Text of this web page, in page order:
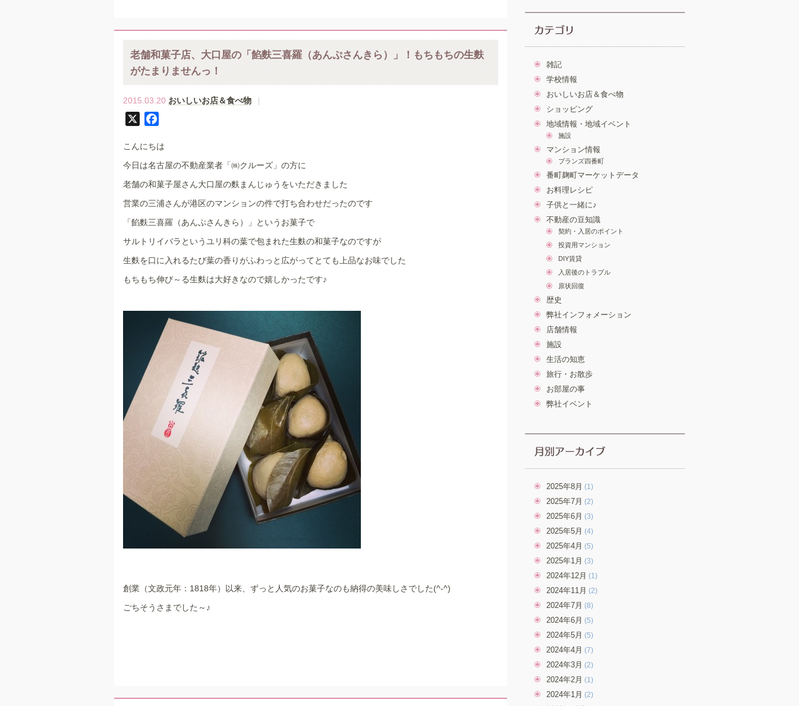
老舗和菓子店、大口屋の「餡麩三喜羅（あんぷさんきら）」！もちもちの生麩
がたまりませんっ！
2015.03.20 おいしいお店＆食べ物
c
e
o
o
k
こんにちは
今日は名古屋の不動産業者「㈱クルーズ」の方に
老舗の和菓子屋さん大口屋の麩まんじゅうをいただきました
営業の三浦さんが港区のマンションの件で打ち合わせだったのです
「餡麩三喜羅（あんぷさんきら）」というお菓子で
サルトリイバラというユリ科の葉で包まれた生麩の和菓子なのですが
生麩を口に入れるたび葉の香りがふわっと広がってとても上品なお味でした
もちもち伸び～る生麩は大好きなので嬉しかったです♪
創業（文政元年：1818年）以来、ずっと人気のお菓子なのも納得の美味しさでした(^-^)
ごちそうさまでした～♪
雑記
学校情報
おいしいお店＆食べ物
ショッピング
地域情報・地域イベント
施設
マンション情報
ブランズ四番町
番町麹町マーケットデータ
お料理レシピ
子供と一緒に♪
不動産の豆知識
契約・入居のポイント
投資用マンション
DIY賃貸
入居後のトラブル
原状回復
歴史
弊社インフォメーション
店舗情報
施設
生活の知恵
旅行・お散歩
お部屋の事
弊社イベント
2025年8月 (1)
2025年7月 (2)
2025年6月 (3)
2025年5月 (4)
2025年4月 (5)
2025年1月 (3)
2024年12月 (1)
2024年11月 (2)
2024年7月 (8)
2024年6月 (5)
2024年5月 (5)
2024年4月 (7)
2024年3月 (2)
2024年2月 (1)
2024年1月 (2)